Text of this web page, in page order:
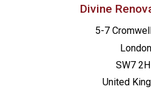
Divine
5-7
London
SW7
United